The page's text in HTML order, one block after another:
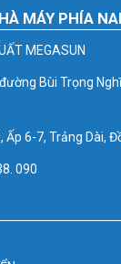
MÁY PHÍA
MEGASUN
Bùi Trọng
Ấp 6-7, Trảng Dài,
090